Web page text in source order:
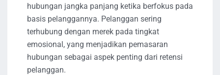
hubungan jangka panjang ketika berfokus pada
basis pelanggannya. Pelanggan sering
terhubung dengan merek pada tingkat
emosional, yang menjadikan pemasaran
hubungan sebagai aspek penting dari retensi
pelanggan.